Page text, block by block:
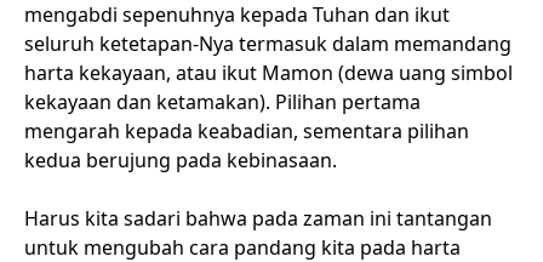
mengabdi sepenuhnya kepada Tuhan dan ikut
seluruh ketetapan-Nya termasuk dalam memandang
harta kekayaan, atau ikut Mamon (dewa uang simbol
kekayaan dan ketamakan). Pilihan pertama
mengarah kepada keabadian, sementara pilihan
kedua berujung pada kebinasaan.
Harus kita sadari bahwa pada zaman ini tantangan
untuk mengubah cara pandang kita pada harta